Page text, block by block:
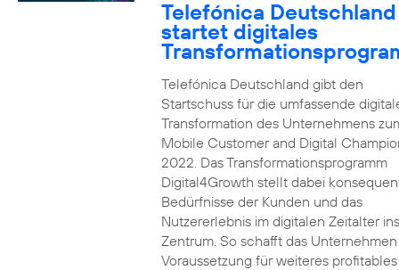
Telefónica Deutschland
startet digitales
Telefónica Deutschland gibt den
Startschuss für die umfassende
Transformation des Unternehmens
Mobile Customer and Digital
2022. Das Transformationsprogramm
Digital4Growth stellt dabei
Bedürfnisse der Kunden und das
Nutzererlebnis im digitalen Zeitalter ins
Zentrum. So schafft das
Voraussetzung für weiteres profitables